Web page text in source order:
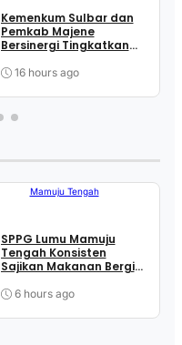
Kemenkum Sulbar dan
Pemkab Majene
Bersinergi Tingkatkan
16 hours ago
Mamuju Tengah
SPPG Lumu Mamuju
Tengah Konsisten
Sajikan Makanan Bergizi
Stunting
6 hours ago